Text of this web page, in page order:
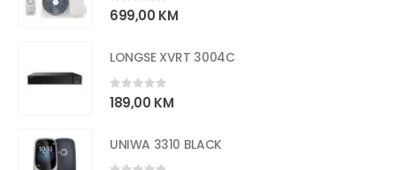
5.00 out of 5
699,00 KM
LONGSE XVRT 3004C
0out of 5
189,00 KM
UNIWA 3310 BLACK